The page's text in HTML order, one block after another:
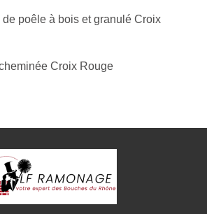
de poêle à bois et granulé Croix
Croix Rouge